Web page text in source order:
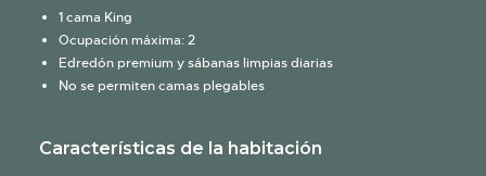
1 cama King
Ocupación máxima: 2
Edredón premium y sábanas limpias diarias
No se permiten camas plegables
Características de la habitación